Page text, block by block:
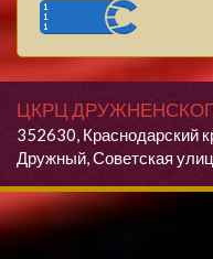
ЦКРЦ
352630, Краснодарский
Дружный, Советская
Продолжая использовать
обработку